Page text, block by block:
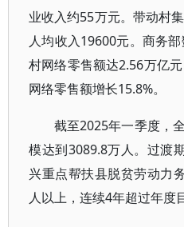
业收入约55万元。带动村
人均收入19600元。商务
村网络零售额达2.56万亿
网络零售额增长15.8%。
截至2025年一季度，
模达到3089.8万人。过渡
兴重点帮扶县脱贫劳动力
人以上，连续4年超过年度